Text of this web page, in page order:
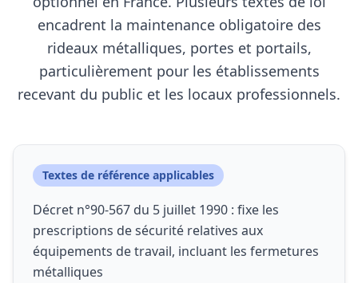
encadrent la maintenance obligatoire des
rideaux métalliques, portes et portails,
particulièrement pour les établissements
recevant du public et les locaux professionnels.
Textes de référence applicables
Décret n°90-567 du 5 juillet 1990 : fixe les
prescriptions de sécurité relatives aux
équipements de travail, incluant les fermetures
métalliques